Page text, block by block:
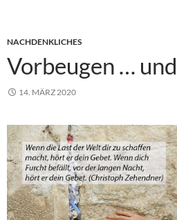
NACHDENKLICHES
Vorbeugen …
14. MÄRZ 2020